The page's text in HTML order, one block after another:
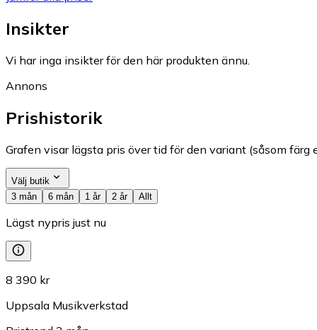
Insikter
Vi har inga insikter för den här produkten ännu.
Annons
Prishistorik
Grafen visar lägsta pris över tid för den variant (såsom
Välj butik
3 mån
6 mån 1 år 2 år Allt
Lägst nypris just nu
8 390 kr
Uppsala Musikverkstad